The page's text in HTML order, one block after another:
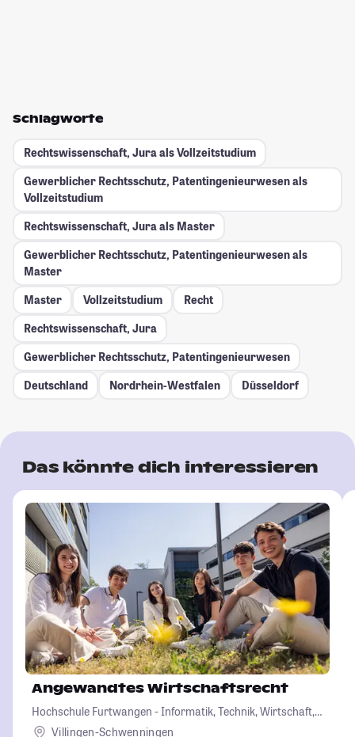
Schlagworte
Rechtswissenschaft, Jura als Vollzeitstudium
Gewerblicher Rechtsschutz, Patentingenieurwesen als
Vollzeitstudium
Rechtswissenschaft, Jura als Master
Gewerblicher Rechtsschutz, Patentingenieurwesen als
Master
Master
Vollzeitstudium
Recht
Rechtswissenschaft, Jura
Gewerblicher Rechtsschutz, Patentingenieurwesen
Deutschland
Nordrhein-Westfalen Düsseldorf
Das könnte dich interessieren
Angewandtes Wirtschaftsrecht
Hochschule Furtwangen - Informatik, Technik, Wirtschaft,
Medien, Gesundheit
Villingen-Schwenningen